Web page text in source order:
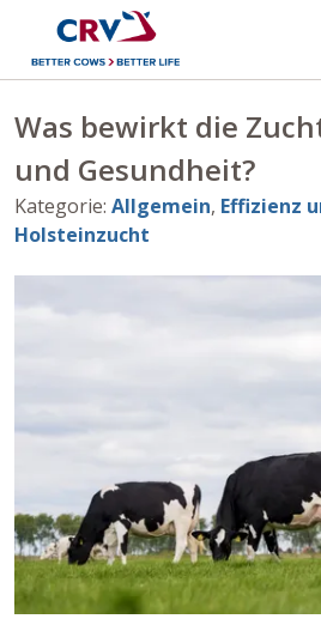
Was bewirkt die
und Gesundheit?
Kategorie: Allgemein, Effizienz
Holsteinzucht